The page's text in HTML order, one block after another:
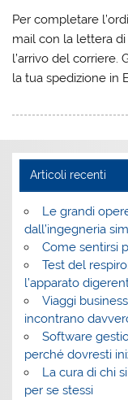
Per completare
mail con la lettera
l’arrivo del corriere.
la tua spedizione in
Articoli recenti
Le grandi
dall’ingegneria
Come sentirsi
Test del
l’apparato
Viaggi
incontrano
Software
perché dovresti
La cura di chi
per se stessi